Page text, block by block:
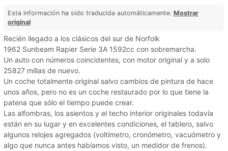
Esta información ha sido traducida automáticamente. Mostrar
original
Recién llegado a los clásicos del sur de Norfolk
1962 Sunbeam Rapier Serie 3A 1592cc con sobremarcha.
Un auto con números coincidentes, con motor original y a solo
25827 millas de nuevo.
Un coche totalmente original salvo cambios de pintura de hace
unos años, pero no es un coche restaurado por lo que tiene la
patena que sólo el tiempo puede crear.
Las alfombras, los asientos y el techo interior originales todavía
están en su lugar y en excelentes condiciones, el tablero, salvo
algunos relojes agregados (voltímetro, cronómetro, vacuómetro y
algo que nunca antes habíamos visto, un medidor de frenos).